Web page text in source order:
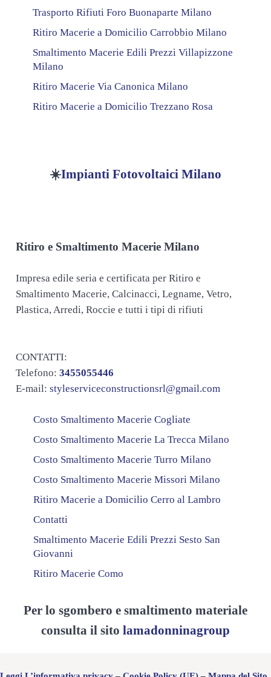
Trasporto Rifiuti Foro Buonaparte Milano
Ritiro Macerie a Domicilio Carrobbio Milano
Smaltimento Macerie Edili Prezzi Villapizzone
Milano
Ritiro Macerie Via Canonica Milano
Ritiro Macerie a Domicilio Trezzano Rosa
☀️Impianti Fotovoltaici Milano
Ritiro e Smaltimento Macerie Milano
Impresa edile seria e certificata per Ritiro e
Smaltimento Macerie, Calcinacci, Legname, Vetro,
Plastica, Arredi, Roccie e tutti i tipi di rifiuti
CONTATTI:
Telefono: 3455055446
E-mail: styleserviceconstructionsrl@gmail.com
Costo Smaltimento Macerie Cogliate
Costo Smaltimento Macerie La Trecca Milano
Costo Smaltimento Macerie Turro Milano
Costo Smaltimento Macerie Missori Milano
Ritiro Macerie a Domicilio Cerro al Lambro
Contatti
Smaltimento Macerie Edili Prezzi Sesto San
Giovanni
Ritiro Macerie Como
Per lo sgombero e smaltimento materiale
consulta il sito lamadonninagroup